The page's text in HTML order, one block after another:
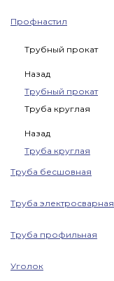
Профнастил
Трубный прокат
Назад
Трубный прокат
Труба круглая
Назад
Труба круглая
Труба бесшовная
Труба электросварная
Труба профильная
Уголок